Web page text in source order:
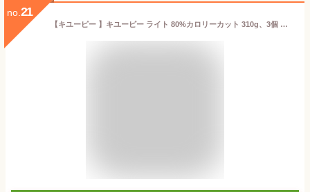
no. 21
【キユーピー 】キユーピー ライト 80%カロリーカット 310g、3個 【みのる商事発送】